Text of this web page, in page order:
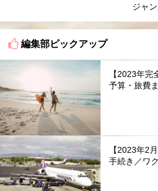
ジャ
編集部ピックアップ
【2023年完
予算・旅費
【2023年2
手続き／ワ